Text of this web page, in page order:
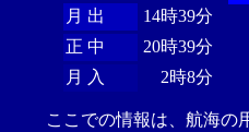
月 出
14時39分
正 中
20時39分
月 入
2時8分
ここでの情報は、航海の